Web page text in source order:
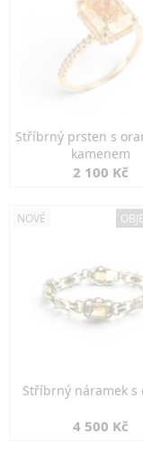
Stříbrný prsten s
kamenem
2 100 Kč
NOVÉ
Stříbrný náramek s
4 500 Kč